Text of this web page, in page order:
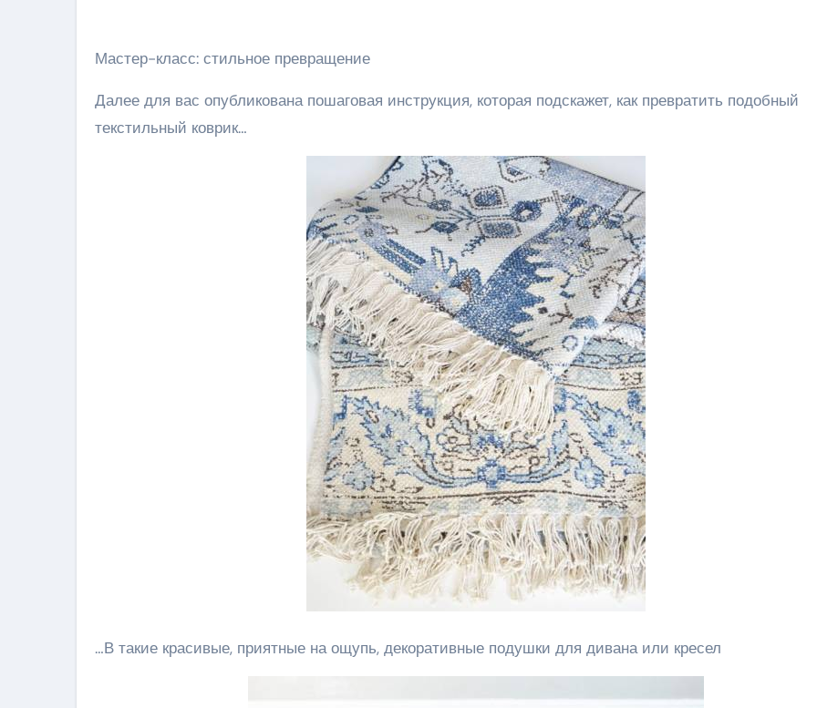
Мастер-класс: стильное превращение
Далее для вас опубликована пошаговая инструкция, которая подскажет, как превратить подобный
текстильный коврик…
…В такие красивые, приятные на ощупь, декоративные подушки для дивана или кресел